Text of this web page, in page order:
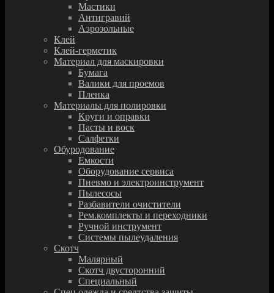
Мастики
Антигравий
Аэрозольные
Клей
Клей-герметик
Материал для маскировки
Бумага
Валики для проемов
Пленка
Материалы для полировки
Круги и оправки
Пасты и воск
Салфетки
Обуродование
Емкости
Оборудование сервиса
Пневмо и электроинструмент
Пылесосы
Разбавители очистители
Рем.комплекты и переходники
Ручной инструмент
Системы пылеудаления
Скотч
Малярный
Скотч двусторонний
Специальный